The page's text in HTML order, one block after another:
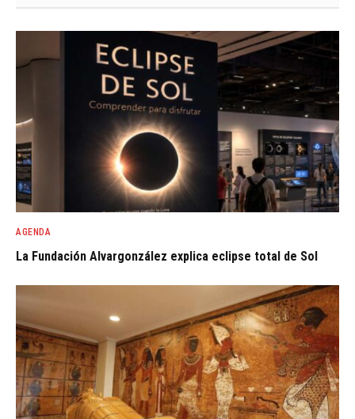
AGENDA
La Fundación Alvargonzález explica eclipse total de Sol